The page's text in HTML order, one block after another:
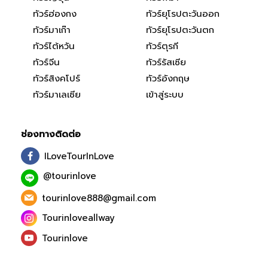
ทัวร์ฮ่องกง
ทัวร์มาเก๊า
ทัวร์ไต้หวัน
ทัวร์จีน
ทัวร์สิงคโปร์
ทัวร์มาเลเซีย
ทัวร์ยุโรปตะวันออก
ทัวร์ยุโรปตะวันตก
ทัวร์ตุรกี
ทัวร์รัสเซีย
ทัวร์อังกฤษ
เข้าสู่ระบบ
ช่องทางติดต่อ
ILoveTourInLove
@tourinlove
tourinlove888@gmail.com
Tourinloveallway
Tourinlove